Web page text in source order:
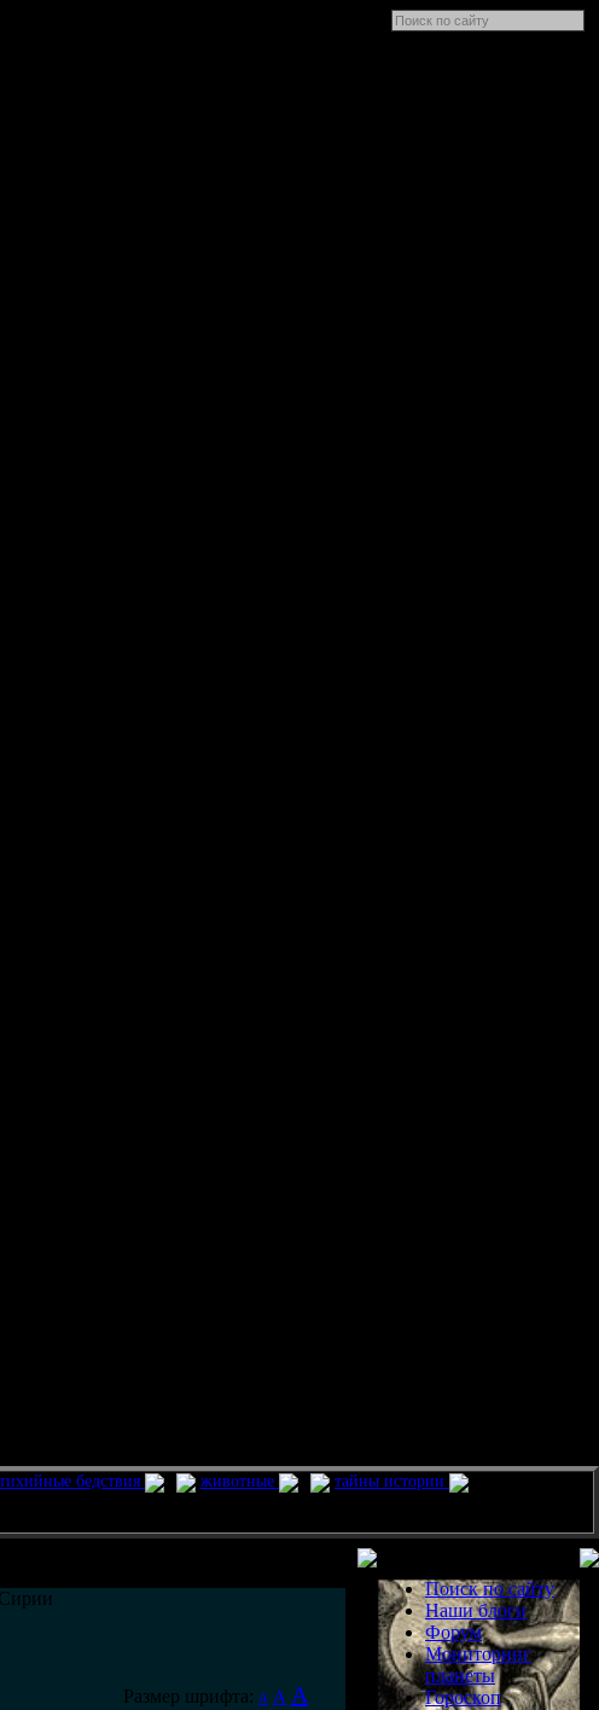
бедствия животные
тайны истории
Размер шрифта: A A A
Поиск по сайту
Наши блоги
Форум
Мониторинг
планеты
Гороскоп